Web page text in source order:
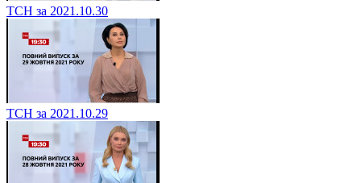
ТСН за 2021.10.30
ТСН за 2021.10.29